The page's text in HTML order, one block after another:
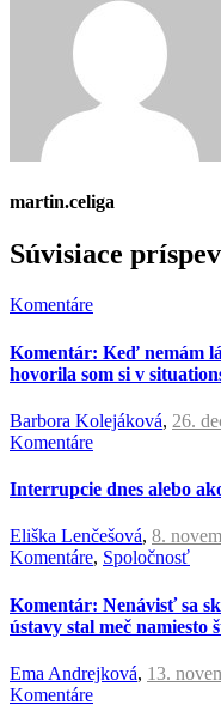
martin.celiga
Súvisiace
Komentáre
Komentár: Keď nemám
hovorila som si v
Barbora Kolejáková, 26.
Komentáre
Interrupcie dnes alebo
Eliška Lenčešová, 8.
Komentáre, Spoločnosť
Komentár: Nenávisť sa
ústavy stal meč namiesto
Ema Andrejková, 13.
Komentáre